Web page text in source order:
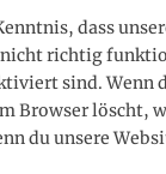
dass
richtig
sind. Wenn
Browser löscht,
du unsere